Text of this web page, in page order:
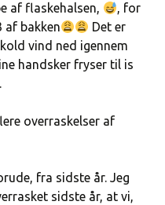
af flaskehalsen,
, for
af bakken
Det er
vind ned igennem
handsker fryser til is
overraskelser af
fra sidste år. Jeg
sidste år, at vi,